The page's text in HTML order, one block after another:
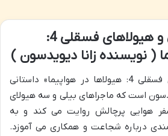
خلاصه کتاب بیلی و هیولاهای فسقلی 4:
( نویسنده زانا دیویدسون )
کتاب «بیلی و هیولاهای فسقلی 4: هیولاها در هواپیما» داستانی
است که ماجراهای بیلی و سه هیولای
هوایی پرچالش روایت می کند و به
درباره شجاعت و همکاری می آموزد.